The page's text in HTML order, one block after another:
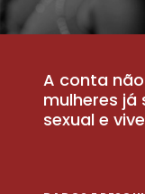
A conta
mulheres
sexual e